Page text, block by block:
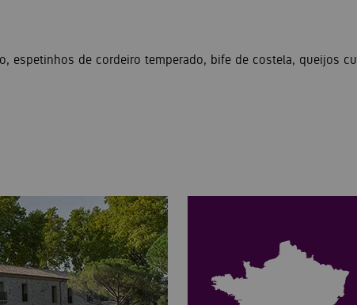
espetinhos de cordeiro temperado, bife de costela, queijos